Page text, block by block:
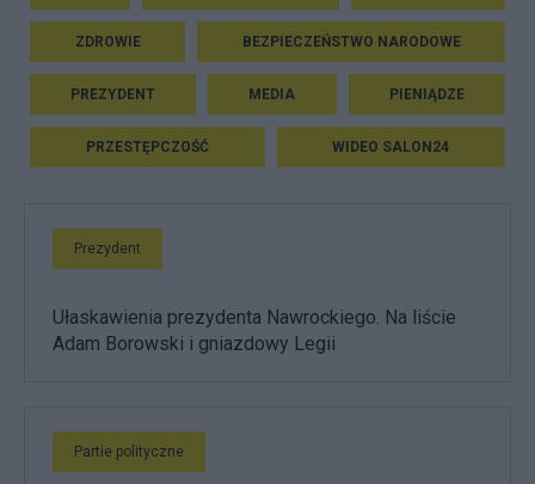
ZDROWIE BEZPIECZEŃSTWO NARODOWE
PREZYDENT MEDIA PIENIĄDZE
PRZESTĘPCZOŚĆ WIDEO SALON24
Prezydent
Ułaskawienia prezydenta Nawrockiego. Na liście
Adam Borowski i gniazdowy Legii
Partie polityczne